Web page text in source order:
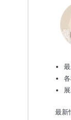
最新